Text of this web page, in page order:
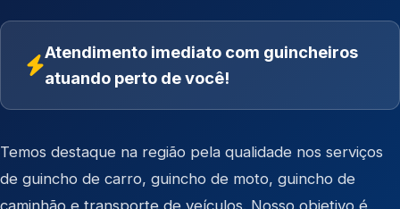
Atendimento imediato com guincheiros
atuando perto de você!
Temos destaque na região pela qualidade nos serviços
de guincho de carro, guincho de moto, guincho de
caminhão e transporte de veículos . Nosso objetivo é